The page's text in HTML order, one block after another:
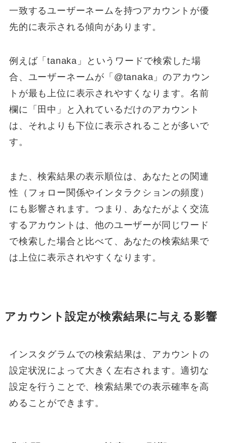
一致するユーザーネームを持つアカウントが優
先的に表示される傾向があります。
例えば「tanaka」というワードで検索した場
合、ユーザーネームが「@tanaka」のアカウン
トが最も上位に表示されやすくなります。名前
欄に「田中」と入れているだけのアカウント
は、それよりも下位に表示されることが多いで
す。
また、検索結果の表示順位は、あなたとの関連
性（フォロー関係やインタラクションの頻度）
にも影響されます。つまり、あなたがよく交流
するアカウントは、他のユーザーが同じワード
で検索した場合と比べて、あなたの検索結果で
は上位に表示されやすくなります。
アカウント設定が検索結果に与える影響
インスタグラムでの検索結果は、アカウントの
設定状況によって大きく左右されます。適切な
設定を行うことで、検索結果での表示確率を高
めることができます。